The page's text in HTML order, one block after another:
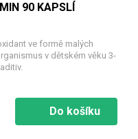
90 KAPSLÍ
ve formě malých
v dětském věku 3-
Do košíku